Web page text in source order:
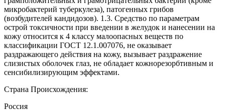
микробактерий туберкулеза), патогенных грибов
(возбудителей кандидозов). 1.3. Средство по параметрам
острой токсичности при введении в желудок и нанесении на
кожу относится к 4 классу малоопасных веществ по
классификации ГОСТ 12.1.007076, не оказывает
раздражающего действия на кожу, вызывает раздражение
слизистых оболочек глаз, не обладает кожнорезорбтивным и
сенсибилизирующим эффектами.
Страна Происхождения:
Россия